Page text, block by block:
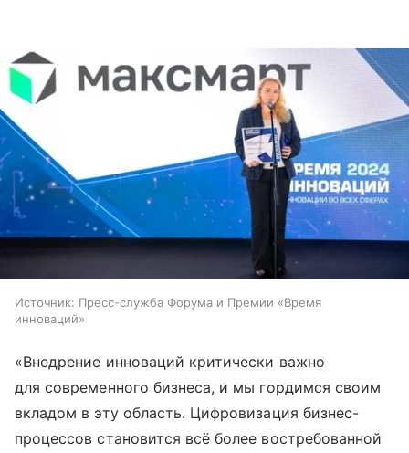
Источник: Пресс-служба Форума и Премии «Время
инноваций»
«Внедрение инноваций критически важно
для современного бизнеса, и мы гордимся своим
вкладом в эту область. Цифровизация бизнес-
процессов становится всё более востребованной